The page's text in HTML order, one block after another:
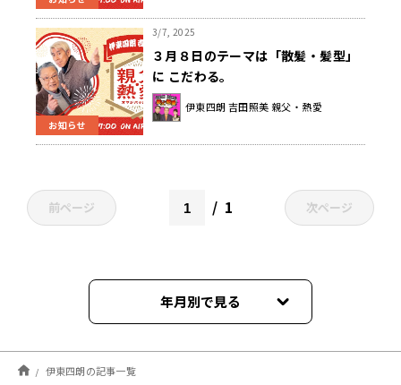
お知らせ
3/7, 2025
３月８日のテーマは「散髪・髪型」
に こだわる。
伊東四朗 吉田照美 親父・熱愛
前ページ 1 次ページ
年月別で見る
2026年07月
伊東四朗の記事一覧